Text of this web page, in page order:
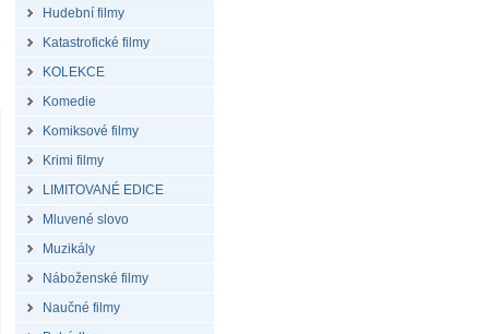
Hudební filmy
Katastrofické filmy
KOLEKCE
Komedie
Komiksové filmy
Krimi filmy
LIMITOVANÉ EDICE
Mluvené slovo
Muzikály
Náboženské filmy
Naučné filmy